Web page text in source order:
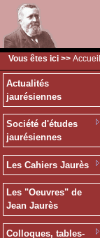
Vous êtes ici >> Accueil
Actualités
jaurésiennes
Société d'études
jaurésiennes
Les Cahiers Jaurès
Les "Oeuvres" de
Jean Jaurès
Colloques, tables-